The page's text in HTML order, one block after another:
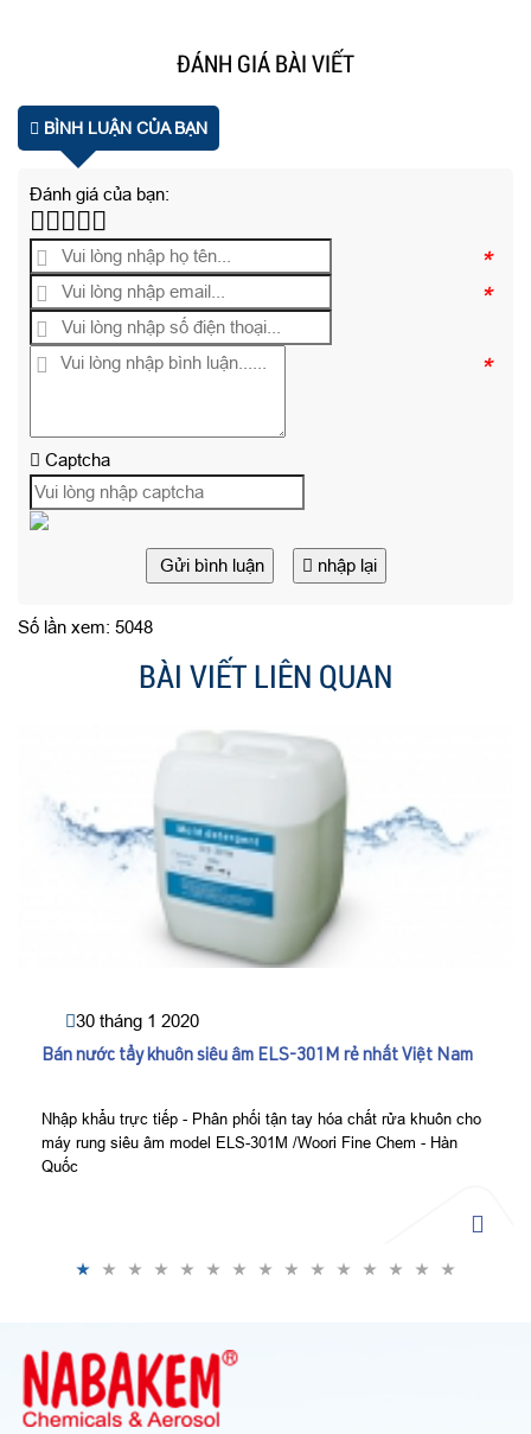
ĐÁNH GIÁ BÀI VIẾT
BÌNH LUẬN CỦA BẠN
Đánh giá của bạn:
*
*
*
Captcha
Gửi bình luận nhập lại
Số lần xem: 5048
BÀI VIẾT LIÊN QUAN
30 tháng 1 2020
Bán nước tẩy khuôn siêu âm ELS-301M rẻ nhất Việt Nam
Nhập khẩu trực tiếp - Phân phối tận tay hóa chất rửa khuôn cho
máy rung siêu âm model ELS-301M /Woori Fine Chem - Hàn
Quốc